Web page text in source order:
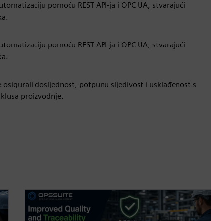
pomoću REST API-ja i OPC UA, stvarajući
pomoću REST API-ja i OPC UA, stvarajući
dosljednost, potpunu sljedivost i usklađenost s
proizvodnje.